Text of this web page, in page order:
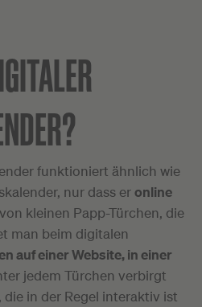
funktioniert ähnlich wie
nur dass eronline
kleinen Papp-Türchen, die
man beim digitalen
auf einer Website, in einer
jedem Türchen verbirgt
in der Regel interaktiv ist